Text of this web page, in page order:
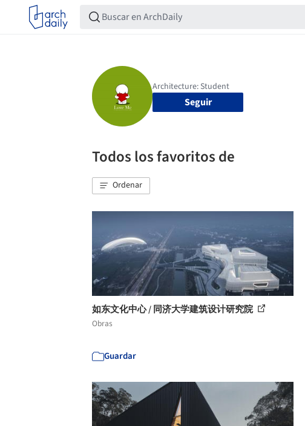
Seguir
Todos los favoritos de
Ordenar
如东文化中心 / 同济大学建筑设计研究院
Obras
Guardar